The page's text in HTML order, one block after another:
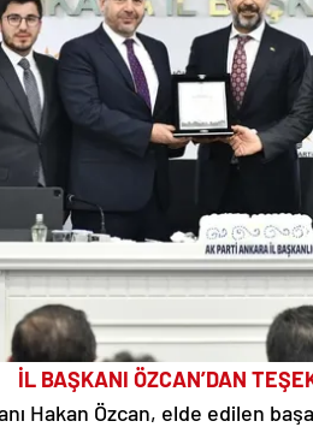
İL BAŞKANI ÖZCAN’DAN
Hakan Özcan, elde edilen